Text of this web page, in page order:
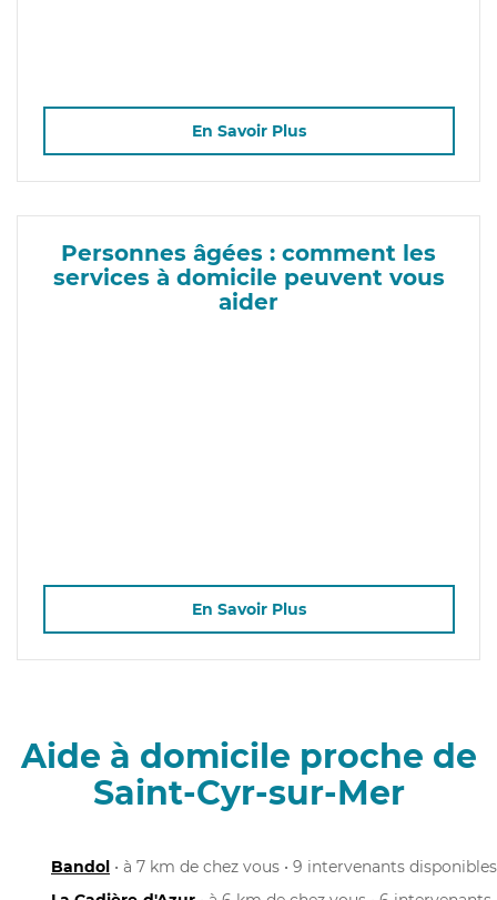
En Savoir Plus
Personnes âgées : comment les
services à domicile peuvent vous
aider
En Savoir Plus
Aide à domicile proche de
Saint-Cyr-sur-Mer
Bandol • à 7 km de chez vous • 9 intervenants disponibles